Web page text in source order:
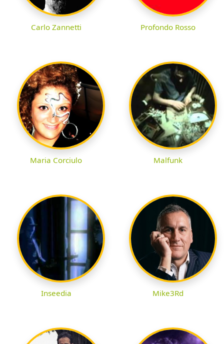
Carlo Zannetti Profondo Rosso
Maria Corciulo Malfunk
Inseedia Mike3Rd